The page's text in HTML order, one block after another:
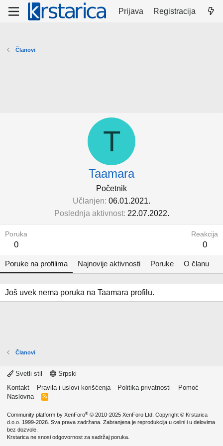
Prijava Registracija
Članovi
T
Taamara
Početnik
Učlanjen 06.01.2021.
Poslednja aktivnost 22.07.2022.
Poruka
0
Reakcija
0
Poruke na profilima Najnovije aktivnosti Poruke O članu
Još uvek nema poruka na Taamara profilu.
Članovi
Svetli stil
Srpski
Kontakt
Pravila i uslovi korišćenja Politika privatnosti
Pomoć
Naslovna
R
Community platform by XenForo® © 2010-2025 XenForo Ltd. Copyright © Krstarica
d.o.o. 1999-2026. Sva prava zadržana. Zabranjena je reprodukcija u celini i u delovima
bez dozvole.
Krstarica ne snosi odgovornost za sadržaj poruka.